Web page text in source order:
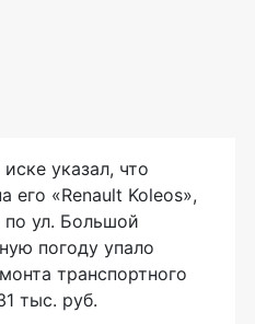
указал, что
его «Renault Koleos»,
по ул. Большой
погоду упало
транспортного
тыс. руб.